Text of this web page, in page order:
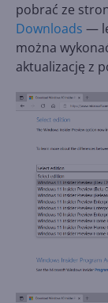
pobrać ze
Downloads —
można
aktualizację z